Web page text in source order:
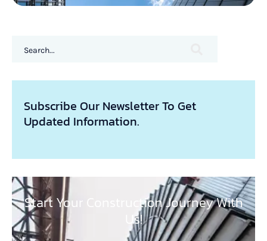
Subscribe Our Newsletter To Get
Updated Information.
Start Your Construction Journey With
Us!